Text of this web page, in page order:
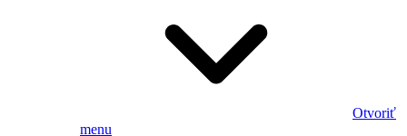
Otvoriť
menu